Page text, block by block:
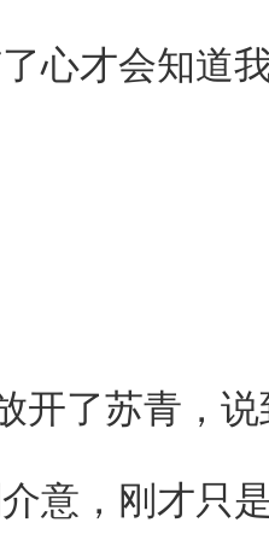
才会知道我
了苏青，说
，刚才只是